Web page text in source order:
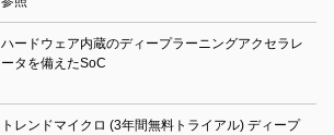
ハードウェア内蔵のディープラーニングアクセラレ
ータを備えたSoC
トレンドマイクロ (3年間無料トライアル) ディープ